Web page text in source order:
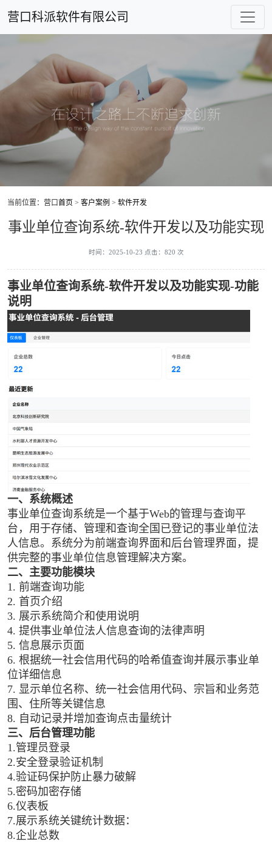
营口科派软件有限公司
当前位置：营口首页 > 客户案例 > 软件开发
事业单位查询系统-软件开发以及功能实现
时间：2025-10-23 点击：820 次
事业单位查询系统-软件开发以及功能实现-功能
说明
一、系统概述
事业单位查询系统是一个基于Web的管理与查询平
台，用于存储、管理和查询全国已登记的事业单位法
人信息。系统分为前端查询界面和后台管理界面，提
供完整的事业单位信息管理解决方案。
二、主要功能模块
1. 前端查询功能
2. 首页介绍
3. 展示系统简介和使用说明
4. 提供事业单位法人信息查询的法律声明
5. 信息展示页面
6. 根据统一社会信用代码的哈希值查询并展示事业单
位详细信息
7. 显示单位名称、统一社会信用代码、宗旨和业务范
围、住所等关键信息
8. 自动记录并增加查询点击量统计
三、后台管理功能
1.管理员登录
2.安全登录验证机制
4.验证码保护防止暴力破解
5.密码加密存储
6.仪表板
7.展示系统关键统计数据：
8.企业总数